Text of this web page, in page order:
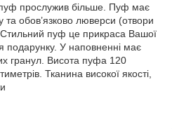
прослужив більше. Пуф має
та обов’язково люверси (отвори
Стильний пуф це прикраса Вашої
подарунку. У наповненні має
гранул. Висота пуфа 120
Тканина високої якості,